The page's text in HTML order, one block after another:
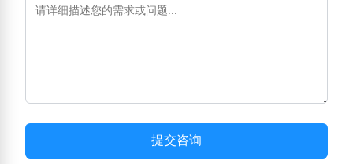
提交咨询